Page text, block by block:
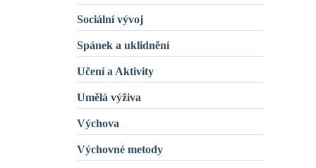
Sociální vývoj
Spánek a uklidnění
Učení a Aktivity
Umělá výživa
Výchova
Výchovné metody